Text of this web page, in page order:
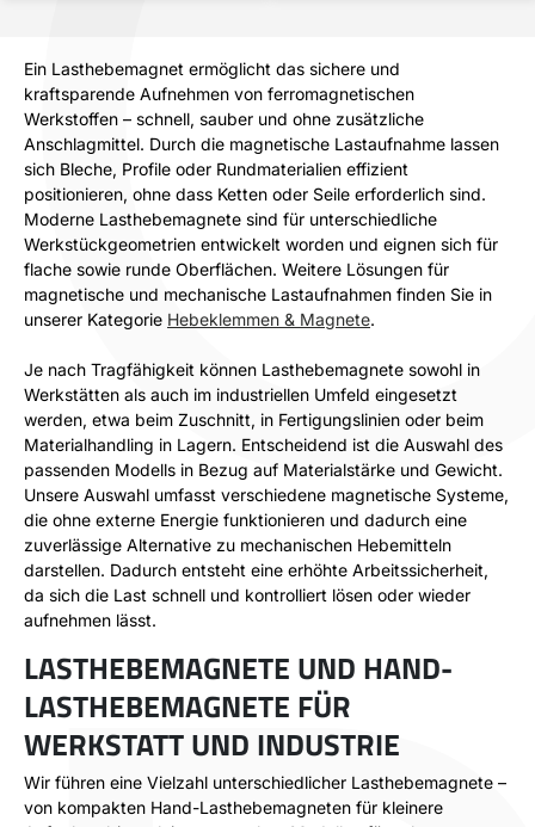
Ein Lasthebemagnet ermöglicht das sichere und
kraftsparende Aufnehmen von ferromagnetischen
Werkstoffen – schnell, sauber und ohne zusätzliche
Anschlagmittel. Durch die magnetische Lastaufnahme lassen
sich Bleche, Profile oder Rundmaterialien effizient
positionieren, ohne dass Ketten oder Seile erforderlich sind.
Moderne Lasthebemagnete sind für unterschiedliche
Werkstückgeometrien entwickelt worden und eignen sich für
flache sowie runde Oberflächen. Weitere Lösungen für
magnetische und mechanische Lastaufnahmen finden Sie in
unserer Kategorie Hebeklemmen & Magnete.
Je nach Tragfähigkeit können Lasthebemagnete sowohl in
Werkstätten als auch im industriellen Umfeld eingesetzt
werden, etwa beim Zuschnitt, in Fertigungslinien oder beim
Materialhandling in Lagern. Entscheidend ist die Auswahl des
passenden Modells in Bezug auf Materialstärke und Gewicht.
Unsere Auswahl umfasst verschiedene magnetische Systeme,
die ohne externe Energie funktionieren und dadurch eine
zuverlässige Alternative zu mechanischen Hebemitteln
darstellen. Dadurch entsteht eine erhöhte Arbeitssicherheit,
da sich die Last schnell und kontrolliert lösen oder wieder
aufnehmen lässt.
LASTHEBEMAGNETE UND HAND-
LASTHEBEMAGNETE FÜR
WERKSTATT UND INDUSTRIE
Wir führen eine Vielzahl unterschiedlicher Lasthebemagnete –
von kompakten Hand-Lasthebemagneten für kleinere